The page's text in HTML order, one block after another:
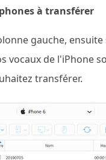
à transférer
gauche,
vocaux de l'iPhone
transférer.